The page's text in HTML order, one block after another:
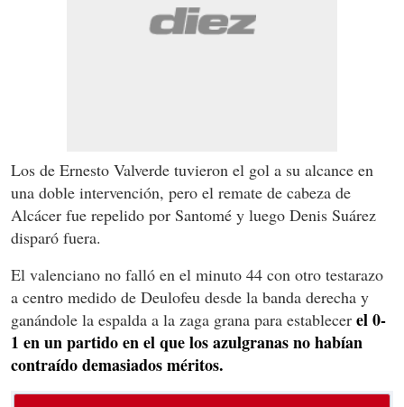
Los de Ernesto Valverde tuvieron el gol a su alcance en
una doble intervención, pero el remate de cabeza de
Alcácer fue repelido por Santomé y luego Denis Suárez
disparó fuera.
El valenciano no falló en el minuto 44 con otro testarazo
a centro medido de Deulofeu desde la banda derecha y
ganándole la espalda a la zaga grana para establecer el 0-
1 en un partido en el que los azulgranas no habían
contraído demasiados méritos.